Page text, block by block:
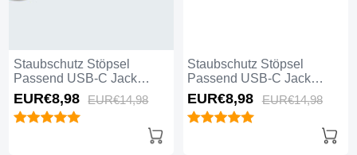
Staubschutz Stöpsel
Passend USB-C Jack
Type-C Universal H07 für
Apple iPhone 16 Silber
EUR€8,98 EUR€14,98
Staubschutz Stöpsel
Passend USB-C Jack
Type-C Universal H06 für
Apple iPhone 16 Rot
EUR€8,98 EUR€14,98